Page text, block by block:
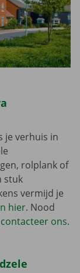
je verhuis in
rolplank of
stuk
vermijd je
hier. Nood
contacteer ons.